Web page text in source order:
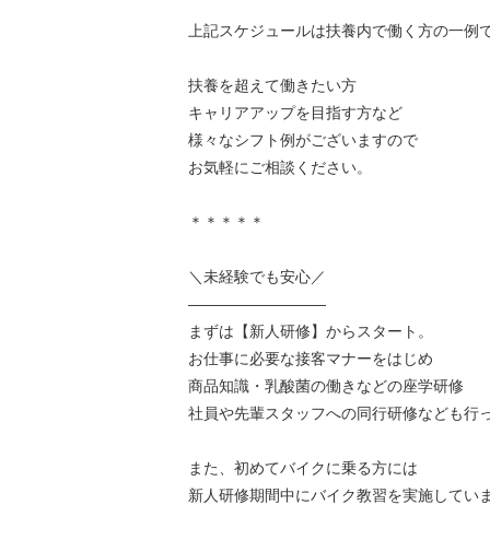
上記スケジュールは扶養内で働く方の一例
扶養を超えて働きたい方
キャリアアップを目指す方など
様々なシフト例がございますので
お気軽にご相談ください。
＊＊＊＊＊
＼未経験でも安心／
—————————
まずは【新人研修】からスタート。
お仕事に必要な接客マナーをはじめ
商品知識・乳酸菌の働きなどの座学研修
社員や先輩スタッフへの同行研修なども行
また、初めてバイクに乗る方には
新人研修期間中にバイク教習を実施していま